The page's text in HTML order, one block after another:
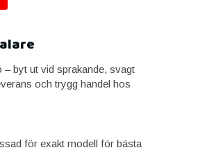
byt ut vid sprakande, svagt
och trygg handel hos
för exakt modell för bästa